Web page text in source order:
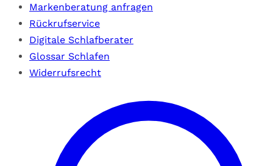
Markenberatung anfragen
Rückrufservice
Digitale Schlafberater
Glossar Schlafen
Widerrufsrecht